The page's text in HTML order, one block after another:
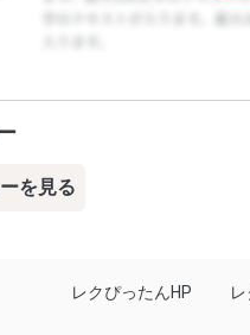
を見る
レクぴったんHP